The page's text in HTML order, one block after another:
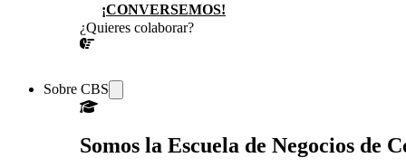
¡CONVERSEMOS!
¿Quieres colaborar?
Sobre CBS
Somos la Escuela de Negocios de